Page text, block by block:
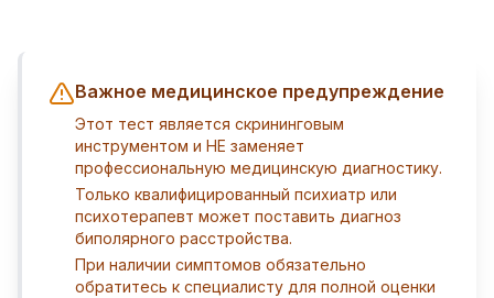
Важное медицинское предупреждение
Этот тест является скрининговым
инструментом и НЕ заменяет
профессиональную медицинскую диагностику.
Только квалифицированный психиатр или
психотерапевт может поставить диагноз
биполярного расстройства.
При наличии симптомов обязательно
обратитесь к специалисту для полной оценки